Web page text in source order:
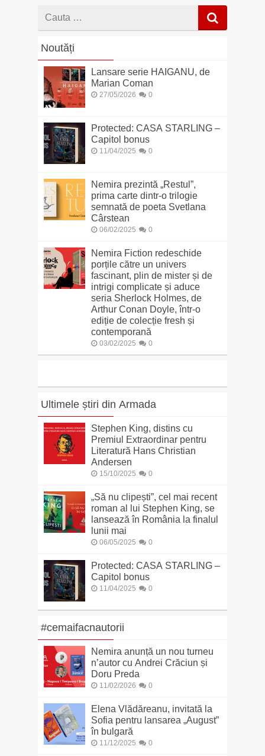
Cauta
Noutăți
Lansare serie HAIGANU, de
Marian Coman
27/05/2026 0
Protected: CASA STARLING –
Capitol bonus
11/04/2025 0
Nemira prezintă „Restul”,
prima carte dintr-o trilogie
semnată de poeta Svetlana
Cârstean
06/02/2025 0
Nemira Fiction redeschide
porțile către un univers
fascinant, plin de mister și de
intrigi complicate și aduce
seria Sherlock Holmes, de
Arthur Conan Doyle, într-o
ediție de colecție fresh și
contemporană
03/02/2025 0
Ultimele știri din Armada
Stephen King, distins cu
Premiul Extraordinar pentru
Literatură Hans Christian
Andersen
15/10/2025 0
„Să nu clipești”, cel mai recent
roman al lui Stephen King, se
lansează în România la finalul
lunii mai
06/05/2025 0
Protected: CASA STARLING –
Capitol bonus
11/04/2025 0
#cemaifacnautorii
Nemira anunță un nou turneu
n’autor cu Andrei Crăciun și
Doru Preda
11/02/2026 0
Elena Vlădăreanu, invitată la
Sofia pentru lansarea „August”
în bulgară
11/12/2025 0